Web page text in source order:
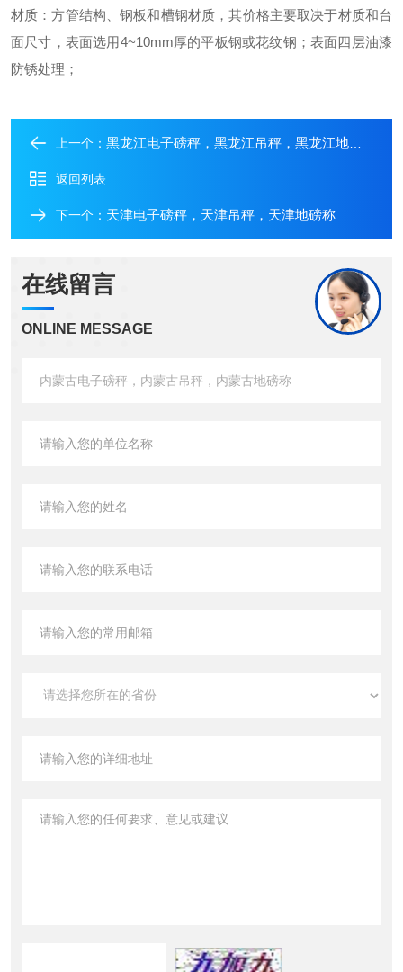
材质：方管结构、钢板和槽钢材质，其价格主要取决于材质和台
面尺寸，表面选用4~10mm厚的平板钢或花纹钢；表面四层油漆
防锈处理；
上一个： 黑龙江电子磅秤，黑龙江吊秤，黑龙江地磅称
返回列表
下一个： 天津电子磅秤，天津吊秤，天津地磅称
在线留言
ONLINE MESSAGE